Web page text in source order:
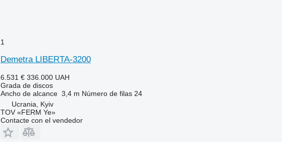
1
Demetra LIBERTA-3200
6.531 € 336.000 UAH
Grada de discos
Ancho de alcance 3,4 m Número de filas 24
Ucrania, Kyiv
TOV «FERM Ye»
Contacte con el vendedor